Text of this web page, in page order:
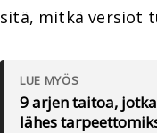
sitä, mitkä versiot
LUE MYÖS
9 arjen taitoa,
lähes